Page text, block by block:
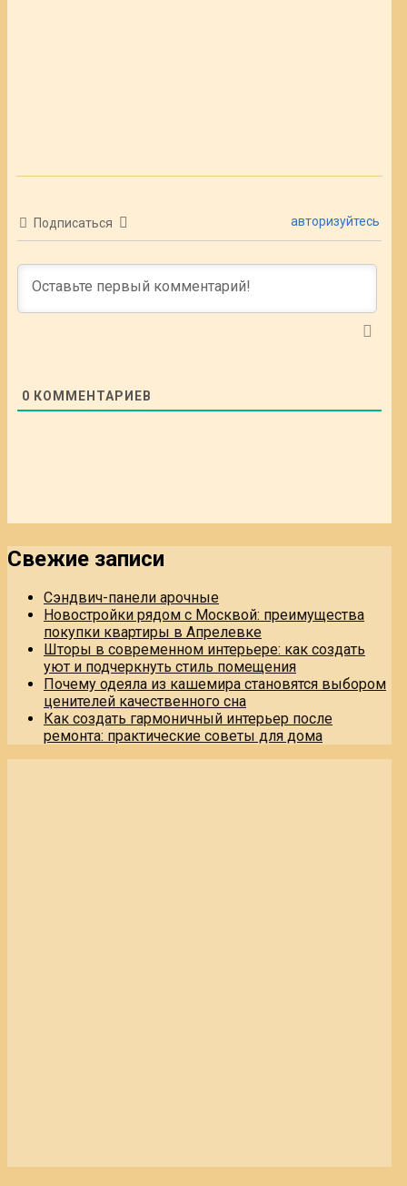
Подписаться авторизуйтесь
0 КОММЕНТАРИЕВ
Свежие записи
Сэндвич-панели арочные
Новостройки рядом с Москвой: преимущества
покупки квартиры в Апрелевке
Шторы в современном интерьере: как создать
уют и подчеркнуть стиль помещения
Почему одеяла из кашемира становятся выбором
ценителей качественного сна
Как создать гармоничный интерьер после
ремонта: практические советы для дома